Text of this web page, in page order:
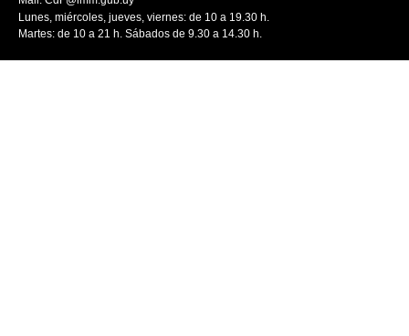
Lunes, miércoles, jueves, viernes: de 10 a 19.30 h.
Martes: de 10 a 21 h. Sábados de 9.30 a 14.30 h.